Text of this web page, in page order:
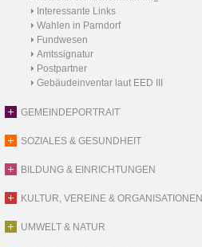
Interessante Links
Wahlen in Parndorf
Fundwesen
Amtssignatur
Postpartner
Gebäudeinventar laut EED III
GEMEINDEPORTRAIT
SOZIALES & GESUNDHEIT
BILDUNG & EINRICHTUNGEN
KULTUR, VEREINE & ORGANISATIONEN
UMWELT & NATUR